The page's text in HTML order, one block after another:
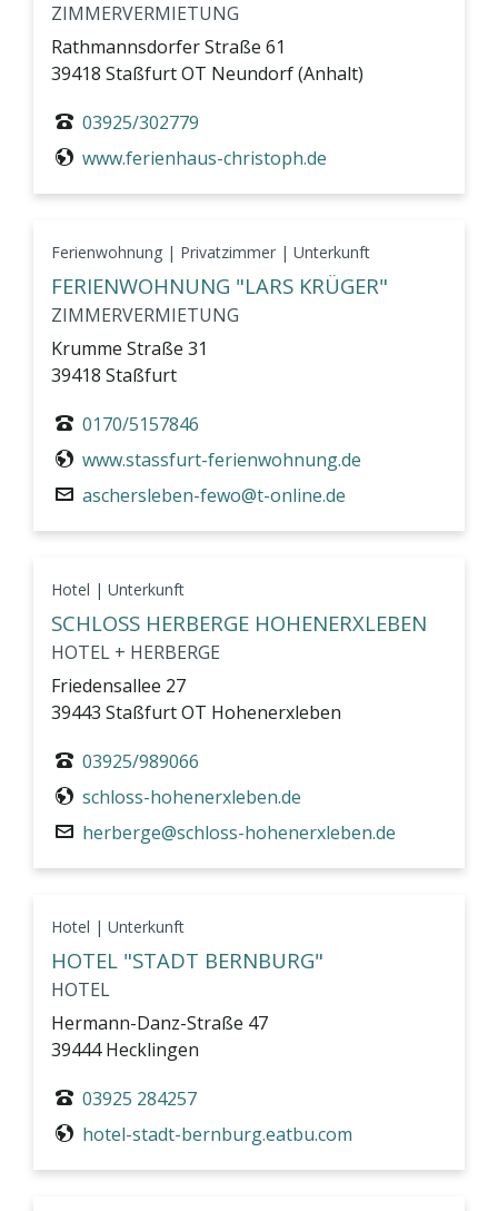
ZIMMERVERMIETUNG
Rathmannsdorfer Straße 61
39418 Staßfurt OT Neundorf (Anhalt)
03925/302779
www.ferienhaus-christoph.de
Ferienwohnung | Privatzimmer | Unterkunft
FERIENWOHNUNG "LARS KRÜGER"
ZIMMERVERMIETUNG
Krumme Straße 31
39418 Staßfurt
0170/5157846
www.stassfurt-ferienwohnung.de
aschersleben-fewo@t-online.de
Hotel | Unterkunft
SCHLOSS HERBERGE HOHENERXLEBEN
HOTEL + HERBERGE
Friedensallee 27
39443 Staßfurt OT Hohenerxleben
03925/989066
schloss-hohenerxleben.de
herberge@schloss-hohenerxleben.de
Hotel | Unterkunft
HOTEL "STADT BERNBURG"
HOTEL
Hermann-Danz-Straße 47
39444 Hecklingen
03925 284257
hotel-stadt-bernburg.eatbu.com